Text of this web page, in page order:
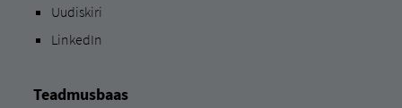
Uudiskiri
LinkedIn
Teadmusbaas